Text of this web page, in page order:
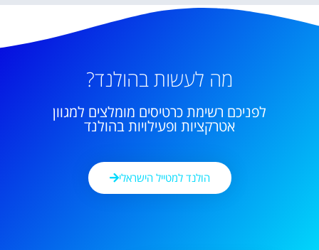
מה לעשות בהולנד?
לפניכם רשימת כרטיסים מומלצים למגוון
אטרקציות ופעילויות בהולנד
הולנד למטייל הישראלי